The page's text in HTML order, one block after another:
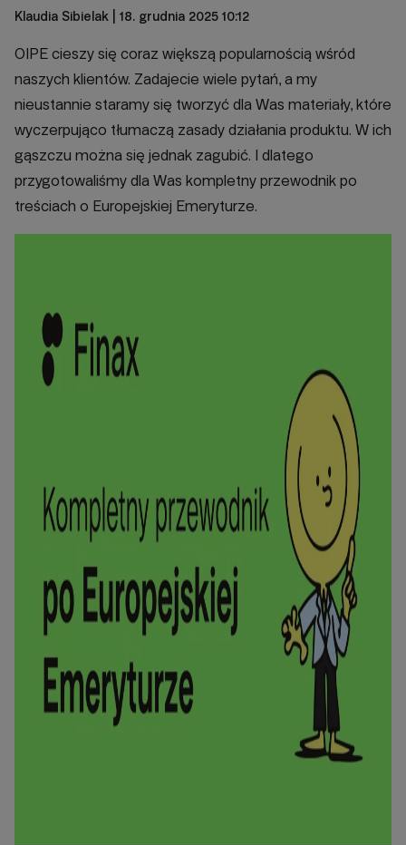
Klaudia Sibielak | 18. grudnia 2025 10:12
OIPE cieszy się coraz większą popularnością wśród
naszych klientów. Zadajecie wiele pytań, a my
nieustannie staramy się tworzyć dla Was materiały, które
wyczerpująco tłumaczą zasady działania produktu. W ich
gąszczu można się jednak zagubić. I dlatego
przygotowaliśmy dla Was kompletny przewodnik po
treściach o Europejskiej Emeryturze.